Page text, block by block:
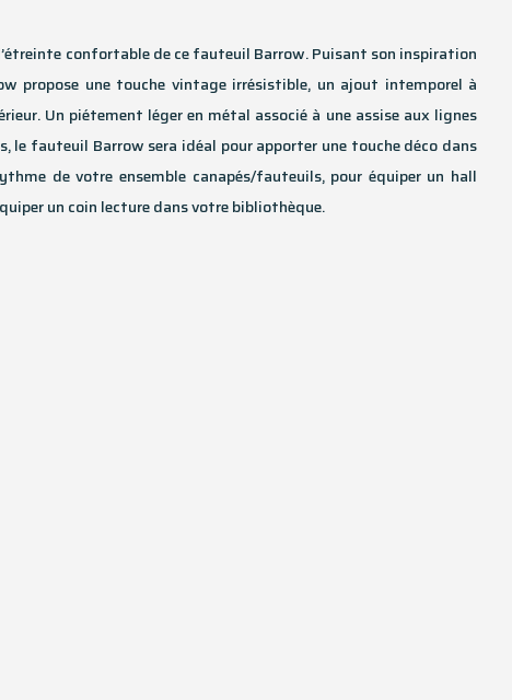
confortable de ce fauteuil Barrow. Puisant son inspiration
propose une touche vintage irrésistible, un ajout intemporel à
Un piétement léger en métal associé à une assise aux lignes
le fauteuil Barrow sera idéal pour apporter une touche déco dans
de votre ensemble canapés/fauteuils, pour équiper un hall
un coin lecture dans votre bibliothèque.